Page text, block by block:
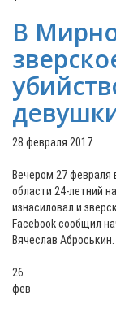
В
28 февраля 2017
Вечером 27
области 24-летний
изнасиловал и
Facebook сообщил
Вячеслав Аброськин.
26
фев